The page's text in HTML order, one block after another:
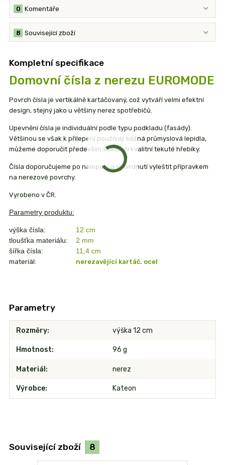
Komentáře
0
Související zboží
8
Kompletní specifikace
Domovní čísla z nerezu EUROMODE
Povrch čísla je vertikálně kartáčovaný, což vytváří velmi efektní
design, stejný jako u většiny nerez spotřebičů.
Upevnění čísla je individuální podle typu podkladu (fasády).
Většinou se však k přilepení používají běžná průmyslová lepidla,
můžeme doporučit především silikon či kvalitní tekuté hřebíky.
Čísla doporučujeme po nalepení a vytvrdnutí vyleštit přípravkem
na nerezové povrchy.
Vyrobeno v ČR.
Parametry produktu:
výška čísla:
12 cm
tloušťka materiálu:
2 mm
šířka čísla:
11,4 cm
materiál: nerezavějící kartáč. ocel
Parametry
Rozměry výška 12 cm
Hmotnost 96 g
Materiál nerez
Výrobce Kateon
Související zboží 8